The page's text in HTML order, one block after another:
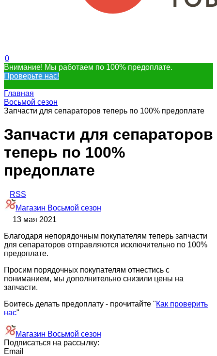
0
Внимание! Мы работаем по 100% предоплате.
Проверьте нас!
Главная
Восьмой сезон
Запчасти для сепараторов теперь по 100% предоплате
Запчасти для сепараторов
теперь по 100%
предоплате
RSS
Магазин Восьмой сезон
13 мая 2021
Благодаря непорядочным покупателям теперь запчасти
для сепараторов отправляются исключительно по 100%
предоплате.
Просим порядочных покупателям отнестись с
пониманием, мы дополнительно снизили цены на
запчасти.
Боитесь делать предоплату - прочитайте "Как проверить
нас"
Магазин Восьмой сезон
Подписаться на рассылку:
Email